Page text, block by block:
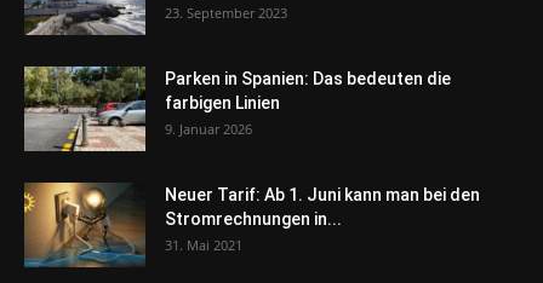
23. September 2023
Parken in Spanien: Das bedeuten die
farbigen Linien
9. Januar 2026
Neuer Tarif: Ab 1. Juni kann man bei den
Stromrechnungen in...
31. Mai 2021